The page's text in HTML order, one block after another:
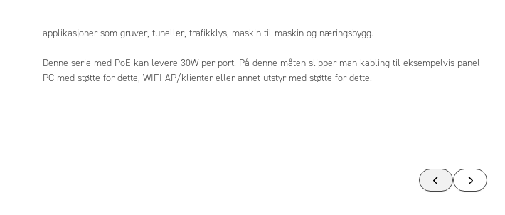
applikasjoner som gruver, tuneller, trafikklys, maskin til maskin og næringsbygg.
Denne serie med PoE kan levere 30W per port. På denne måten slipper man kabling til eksempelvis panel
PC med støtte for dette, WIFI AP/klienter eller annet utstyr med støtte for dette.